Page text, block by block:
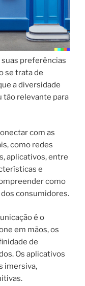
preferências
se trata de
a diversidade
tão relevante para
com as
como redes
aplicativos, entre
e
como
consumidores.
é o
em mãos, os
de
Os aplicativos
imersiva,